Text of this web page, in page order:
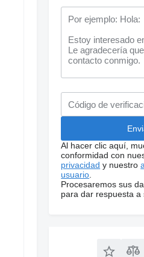
Al hacer clic aquí,
conformidad con
privacidad y nuestro
usuario
Procesaremos sus
para dar respuesta a